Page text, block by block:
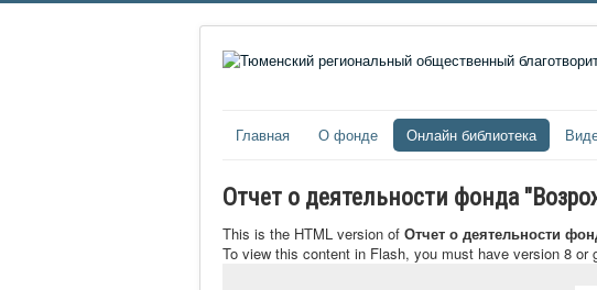
Главная О фонде Онлайн библиотека
Отчет о деятельности фонда
This is the HTML version of Отчет о деятельности
To view this content in Flash, you must have version 8